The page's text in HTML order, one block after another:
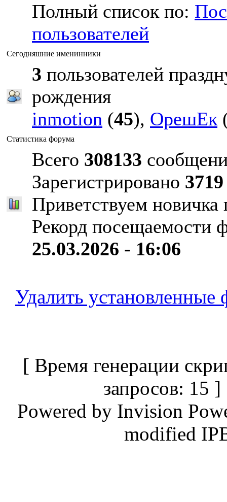
Полный список по:
пользователей
Сегодняшние именинники
3 пользователей
рождения
inmotion (45), ОрешЕк
Статистика форума
Всего 308133
Зарегистрировано 3719
Приветствуем
Рекорд посещаемости
25.03.2026 - 16:06
Удалить
[ Время генерации
запросов:
Powered by Invision
modified